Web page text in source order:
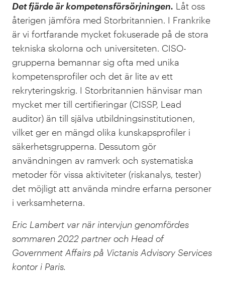
Det fjärde är kompetensförsörjningen. Låt oss
återigen jämföra med Storbritannien. I Frankrike
är vi fortfarande mycket fokuserade på de stora
tekniska skolorna och universiteten. CISO-
grupperna bemannar sig ofta med unika
kompetensprofiler och det är lite av ett
rekryteringskrig. I Storbritannien hänvisar man
mycket mer till certifieringar (CISSP, Lead
auditor) än till själva utbildningsinstitutionen,
vilket ger en mängd olika kunskapsprofiler i
säkerhetsgrupperna. Dessutom gör
användningen av ramverk och systematiska
metoder för vissa aktiviteter (riskanalys, tester)
det möjligt att använda mindre erfarna personer
i verksamheterna.
Eric Lambert var när intervjun genomfördes
sommaren 2022 partner och Head of
Government Affairs på Victanis Advisory Services
kontor i Paris.